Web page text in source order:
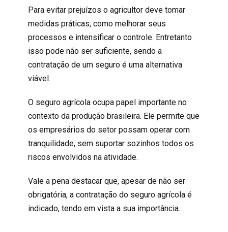
Para evitar prejuízos o agricultor deve tomar
medidas práticas, como melhorar seus
processos e intensificar o controle. Entretanto
isso pode não ser suficiente, sendo a
contratação de um seguro é uma alternativa
viável.
O seguro agrícola ocupa papel importante no
contexto da produção brasileira. Ele permite que
os empresários do setor possam operar com
tranquilidade, sem suportar sozinhos todos os
riscos envolvidos na atividade.
Vale a pena destacar que, apesar de não ser
obrigatória, a contratação do seguro agrícola é
indicado, tendo em vista a sua importância.